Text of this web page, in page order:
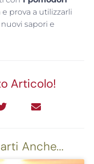
prova a utilizzarli
sapori e
Articolo!
Anche...